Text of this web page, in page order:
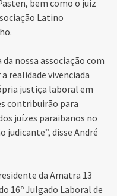
bem como o juiz
Latino
nossa associação com
realidade vivenciada
justiça laboral em
contribuirão para
juízes paraibanos no
judicante”, disse André
da Amatra 13
16º Julgado Laboral de